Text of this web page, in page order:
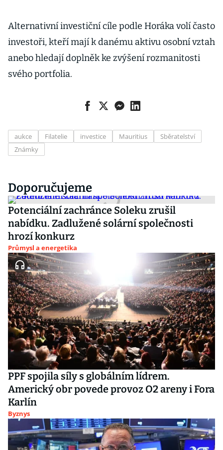
Alternativní investiční cíle podle Horáka volí často
investoři, kteří mají k danému aktivu osobní vztah
anebo hledají doplněk ke zvýšení rozmanitosti
svého portfolia.
aukce Filatelie investice Mauritius
Sběratelství
Známky
Doporučujeme
Potenciální zachránce Soleku zrušil
nabídku. Zadlužené solární společnosti
hrozí konkurz
Průmysl a energetika
PPF spojila síly s globálním lídrem.
Americký obr povede provoz O2 areny i Fora
Karlín
Byznys